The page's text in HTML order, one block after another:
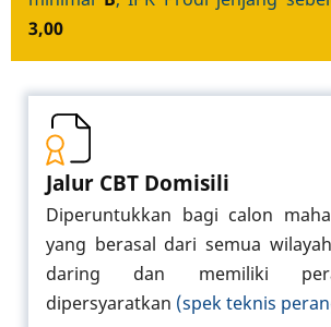
3,00
Jalur CBT Domisili
Diperuntukkan bagi calon
yang berasal dari semua
daring dan memiliki
dipersyaratkan (spek teknis